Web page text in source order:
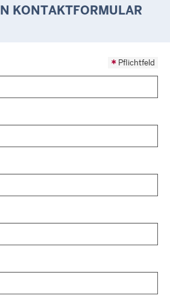
KONTAKTFORMULAR
Pflichtfeld